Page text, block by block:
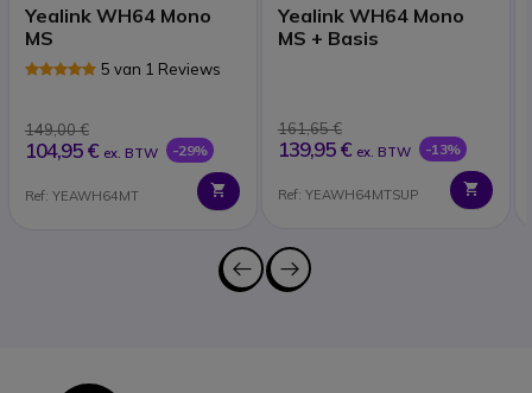
Yealink WH64 Mono
MS
5 van 1 Reviews
149,00 €
104,95 € ex. BTW -29%
Ref: YEAWH64MT
Yealink WH64 Mono
MS + Basis
161,65 €
139,95 € ex. BTW -13%
Ref: YEAWH64MTSUP